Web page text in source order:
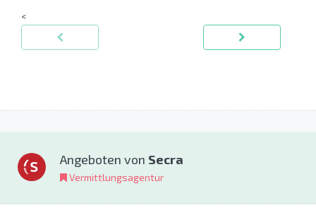
<
Angeboten von Secra
Vermittlungsagentur